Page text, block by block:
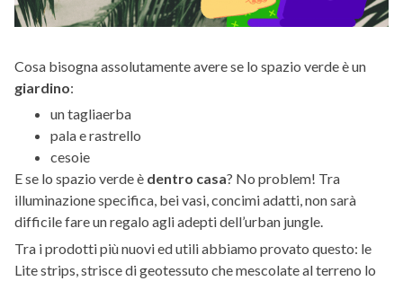
Cosa bisogna assolutamente avere se lo spazio verde è un
giardino:
un tagliaerba
pala e rastrello
cesoie
E se lo spazio verde è dentro casa? No problem! Tra
illuminazione specifica, bei vasi, concimi adatti, non sarà
difficile fare un regalo agli adepti dell’urban jungle.
Tra i prodotti più nuovi ed utili abbiamo provato questo: le
Lite strips, strisce di geotessuto che mescolate al terreno lo